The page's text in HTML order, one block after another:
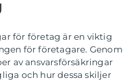
för företag är en viktig
för företagare. Genom
av ansvarsförsäkringar
och hur dessa skiljer